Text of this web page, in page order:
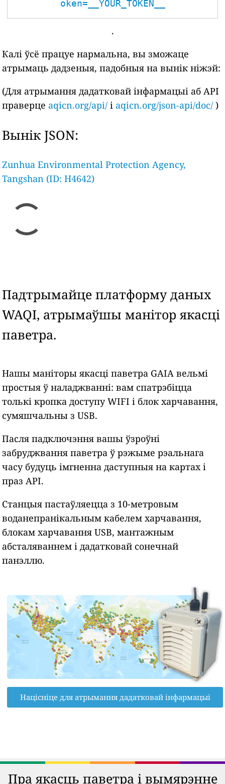
oken=__YOUR_TOKEN__
.
Калі ўсё працуе нармальна, вы зможаце
атрымаць дадзеныя, падобныя на вынік ніжэй:
(Для атрымання дадатковай інфармацыі аб API
праверце aqicn.org/api/ і aqicn.org/json-api/doc/ )
Вынік JSON:
Zunhua Environmental Protection Agency,
Tangshan (ID: H4642)
Падтрымайце платформу даных
WAQI, атрымаўшы манітор якасці
паветра.
Нашы маніторы якасці паветра GAIA вельмі
простыя ў наладжванні: вам спатрэбіцца
толькі кропка доступу WIFI і блок харчавання,
сумяшчальны з USB.
Пасля падключэння вашы ўзроўні
забруджвання паветра ў рэжыме рэальнага
часу будуць імгненна даступныя на картах і
праз API.
Станцыя пастаўляецца з 10-метровым
воданепранікальным кабелем харчавання,
блокам харчавання USB, мантажным
абсталяваннем і дадатковай сонечнай
панэллю.
Націсніце для атрымання дадатковай інфармацыі
Пра якасць паветра і вымярэнне